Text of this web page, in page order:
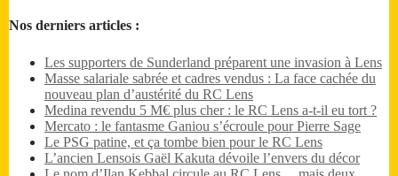
Nos derniers articles :
Les supporters de Sunderland préparent une invasion à Lens
Masse salariale sabrée et cadres vendus : La face cachée du
nouveau plan d’austérité du RC Lens
Medina revendu 5 M€ plus cher : le RC Lens a-t-il eu tort ?
Mercato : le fantasme Ganiou s’écroule pour Pierre Sage
Le PSG patine, et ça tombe bien pour le RC Lens
L’ancien Lensois Gaël Kakuta dévoile l’envers du décor